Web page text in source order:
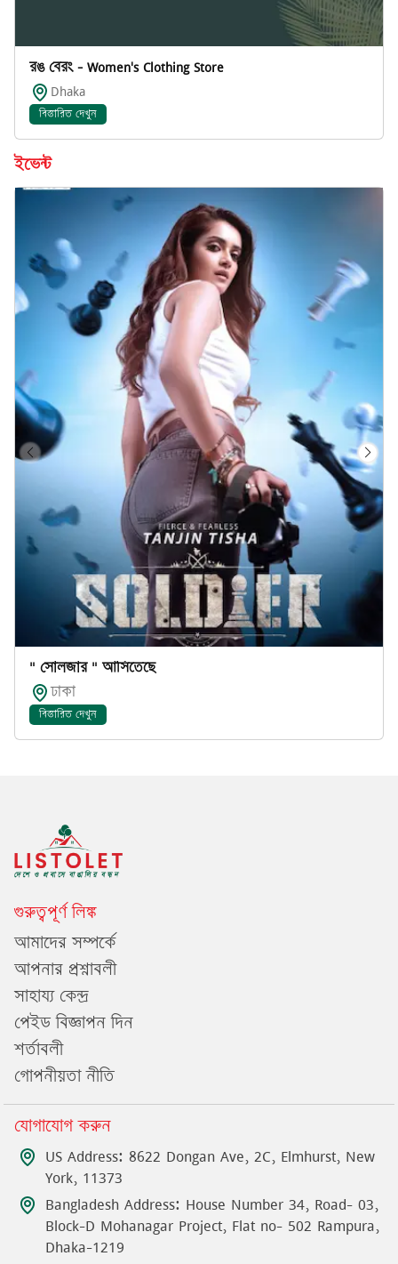
রঙ বেরং - Women's Clothing Store
Dhaka
বিস্তারিত দেখুন
ইভেন্ট
" সোলজার " আসিতেছে
ঢাকা
বিস্তারিত দেখুন
গুরুত্বপূর্ণ লিঙ্ক
আমাদের সম্পর্কে
আপনার প্রশ্নাবলী
সাহায্য কেন্দ্র
পেইড বিজ্ঞাপন দিন
শর্তাবলী
গোপনীয়তা নীতি
যোগাযোগ করুন
US Address: 8622 Dongan Ave, 2C, Elmhurst, New
York, 11373
Bangladesh Address: House Number 34, Road- 03,
Block-D Mohanagar Project, Flat no- 502 Rampura,
Dhaka-1219